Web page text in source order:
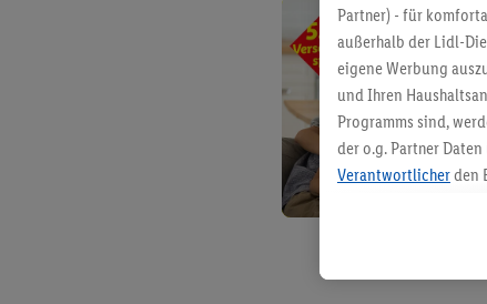
Partner) - für
außerhalb der Lidl-
eigene Werbung
und Ihren
Programms sind,
der o.g. Partner
Verantwortlicherden
angereicherten
Kaufverhalten in
genauen